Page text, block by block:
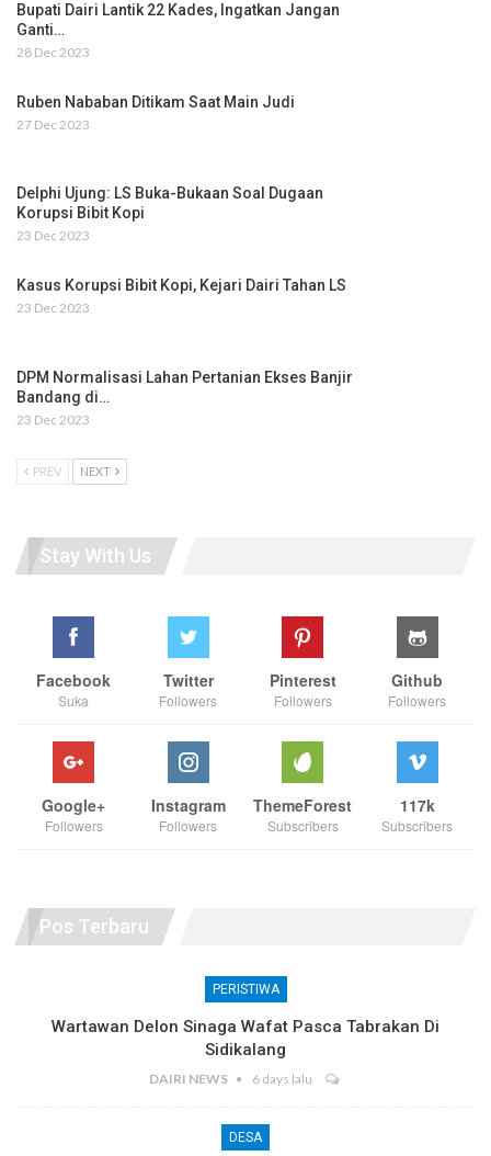
Bupati Dairi Lantik 22 Kades, Ingatkan Jangan
Ganti…
28 Dec 2023
Ruben Nababan Ditikam Saat Main Judi
27 Dec 2023
Delphi Ujung: LS Buka-Bukaan Soal Dugaan
Korupsi Bibit Kopi
23 Dec 2023
Kasus Korupsi Bibit Kopi, Kejari Dairi Tahan LS
23 Dec 2023
DPM Normalisasi Lahan Pertanian Ekses Banjir
Bandang di…
23 Dec 2023
PREV NEXT
Stay With Us
Facebook
Suka
Twitter
Followers
Pinterest
Followers
Github
Followers
Google+
Followers
Instagram
Followers
ThemeForest
Subscribers
117k
Subscribers
Pos Terbaru
PERISTIWA
Wartawan Delon Sinaga Wafat Pasca Tabrakan Di
Sidikalang
DAIRI NEWS 6 days lalu
DESA